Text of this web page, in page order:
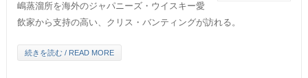
嶋蒸溜所を海外のジャパニーズ・ウイスキー愛
飲家から支持の高い、クリス・バンティングが訪れる。
続きを読む / READ MORE